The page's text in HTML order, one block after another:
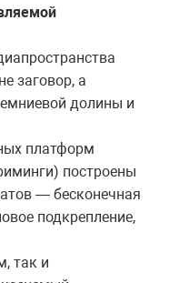
заговор, а
долины и
платформ
построены
— бесконечная
подкрепление,
так и